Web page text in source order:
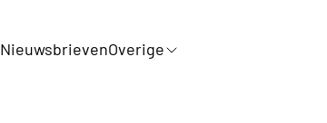
NieuwsbrievenOverige